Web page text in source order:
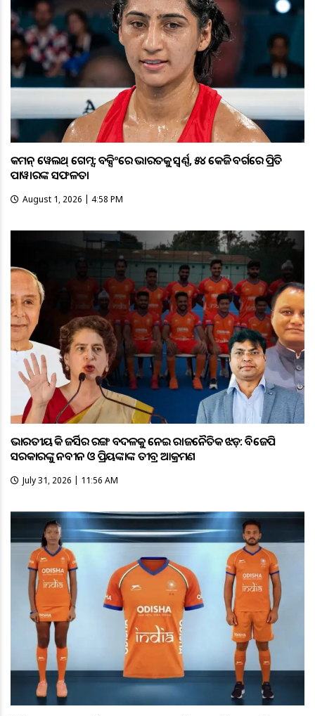
କମନ୍ ୱେଲଥ୍ ଗେମ୍ସ: ବକ୍ସିଂରେ ଭାରତକୁ ସ୍ବର୍ଣ୍ଣ, ୫୪ କେଜି ବର୍ଗରେ ପ୍ରିତି
ପାୱାରଙ୍କ ସଫଳତା
August 1, 2026 | 4:58 PM
ଭାରତୀୟ ହକି ଜର୍ସିର ରଙ୍ଗ ବଦଳକୁ ନେଇ ରାଜନୈତିକ ଝଡ଼: ବିଜେପି
ସରକାରଙ୍କୁ ନବୀନ ଓ ପ୍ରିୟଙ୍କାଙ୍କ ତୀବ୍ର ଆକ୍ରମଣ
July 31, 2026 | 11:56 AM